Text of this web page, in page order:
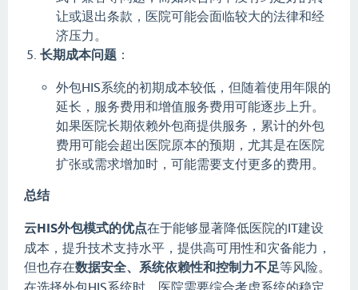
让或退出条款，医院可能会面临较大的法律和经
济压力。
长期成本问题 ：
外包HIS系统的初期成本较低，但随着使用年限的
延长，服务费用和增值服务费用可能逐步上升。
如果医院长期依赖外包商提供服务，累计的外包
费用可能会超出医院原本的预期，尤其是在医院
扩张或需求增加时，可能需要支付更多的费用。
总结
云HIS外包模式的优点在于能够显著降低医院的IT建设
成本，提升技术支持水平，提供高可用性和灾备能力，
但也存在数据安全、系统依赖性和控制力不足等风险。
在选择外包HIS系统时，医院需要综合考虑系统的稳定